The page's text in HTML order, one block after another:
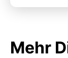
Mehr